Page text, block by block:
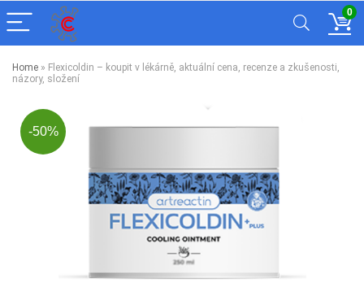
0
Home » Flexicoldin – koupit v lékárně, aktuální cena, recenze a zkušenosti,
názory, složení
-50%